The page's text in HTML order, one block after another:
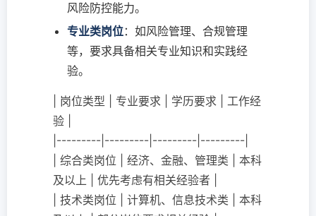
风险防控能力。
专业类岗位：如风险管理、合规管理
等，要求具备相关专业知识和实践经
验。
| 岗位类型 | 专业要求 | 学历要求 | 工作经
验 |
|---------|---------|---------|---------|
| 综合类岗位 | 经济、金融、管理类 | 本科
及以上 | 优先考虑有相关经验者 |
| 技术类岗位 | 计算机、信息技术类 | 本科